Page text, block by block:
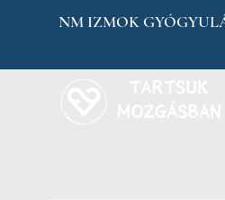
NM IZMOK